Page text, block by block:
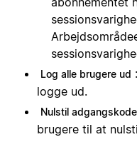
Log alle brugere ud
logge ud.
Nulstil
brugere til at